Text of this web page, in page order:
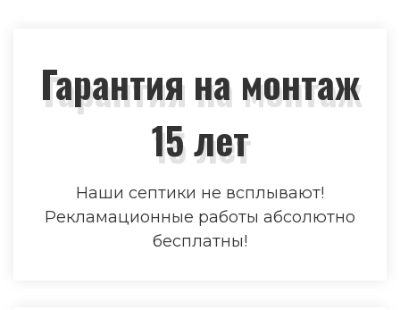
Гарантия на монтаж
15 лет
Наши септики не всплывают!
Рекламационные работы абсолютно
бесплатны!